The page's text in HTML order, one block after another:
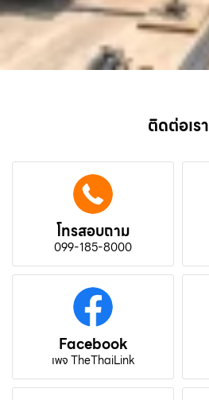
ติดต่อเรา
โทรสอบถาม
099-185-8000
Facebook
เพจ TheThaiLink